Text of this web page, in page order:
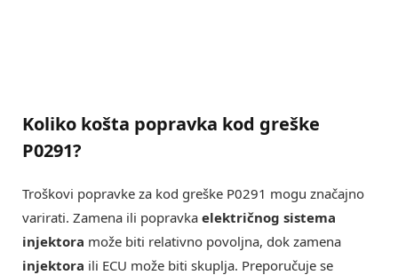
Koliko košta popravka kod greške
P0291?
Troškovi popravke za kod greške P0291 mogu značajno
varirati. Zamena ili popravka električnog sistema
injektora može biti relativno povoljna, dok zamena
injektora ili ECU može biti skuplja. Preporučuje se